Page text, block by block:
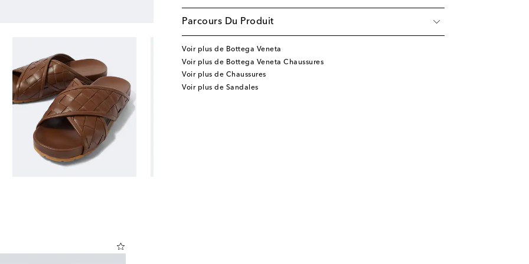
Parcours Du Produit
Voir plus de Bottega Veneta
Voir plus de Bottega Veneta Chaussures
Voir plus de Chaussures
Voir plus de Sandales